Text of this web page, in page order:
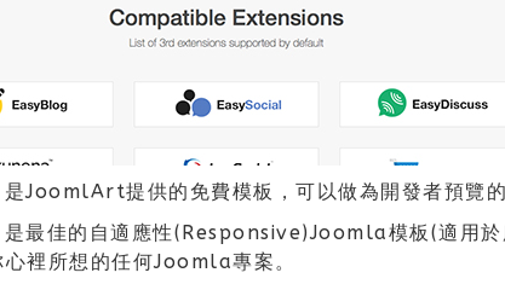
JoomlArt提供的免費模板，可以做為開發者預覽的
最佳的自適應性(Responsive)Joomla模板(適用於
裡所想的任何Joomla專案。